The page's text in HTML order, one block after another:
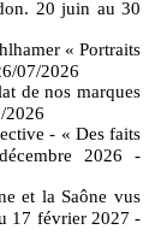
20 juin au 30
« Portraits
07/2026
de nos marques
2026
- « Des faits
2026
-
et la Saône vus
17 février 2027 -